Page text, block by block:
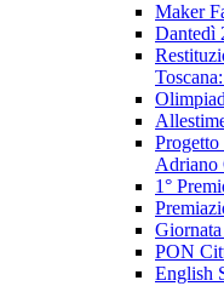
Maker
Dantedì
Adriano
1°
PON
English